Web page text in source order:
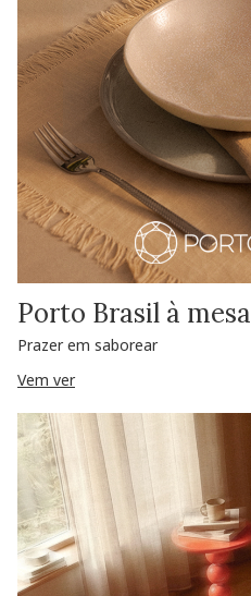
Porto Brasil à mesa
Prazer em saborear
Vem ver